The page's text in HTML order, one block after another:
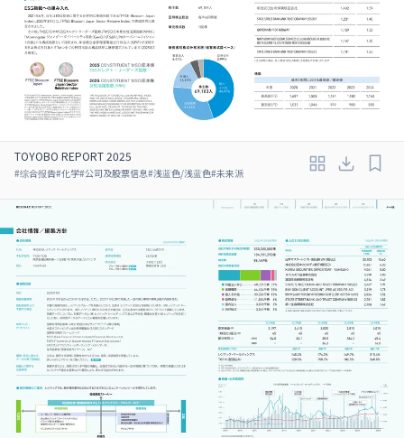
TOYOBO REPORT 2025
#综合报告#化学#公司及股票信息#浅蓝色/浅蓝色#未来派